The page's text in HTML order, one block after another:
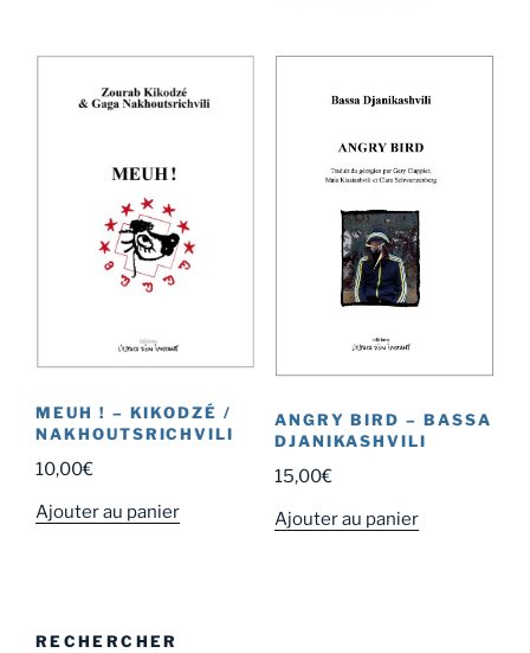
MEUH ! – KIKODZÉ /
NAKHOUTSRICHVILI
10,00€
Ajouter au panier
ANGRY BIRD – BASSA
DJANIKASHVILI
15,00€
Ajouter au panier
RECHERCHER